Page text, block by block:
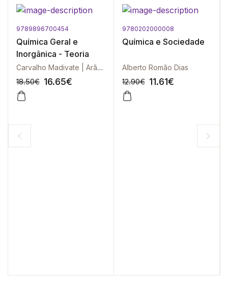
9789896700454
Química Geral e
Inorgânica - Teoria
Carvalho Madivate | Arão Manhique | Pedro Massinga Júnior | Hermínio Muiambo | Alcides Sitoe
18.50€ 16.65€
-10%
9780202000008
Química e Sociedade
Alberto Romão Dias
12.90€ 11.61€